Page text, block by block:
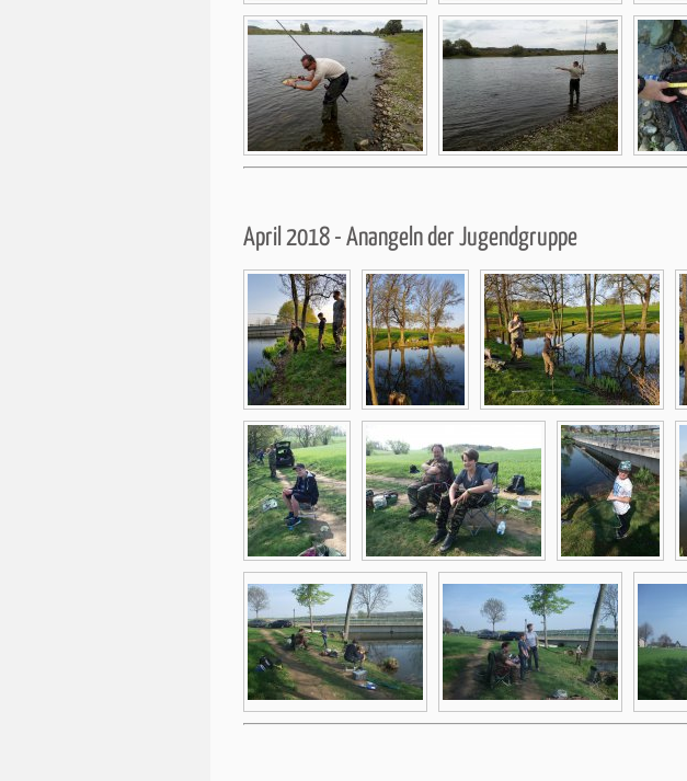
April 2018 - Anangeln der Jugendgruppe